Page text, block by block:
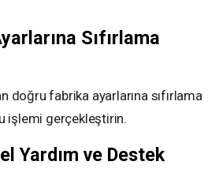
Sıfırlama
doğru fabrika ayarlarına sıfırlama
işlemi gerçekleştirin.
Yardım ve Destek